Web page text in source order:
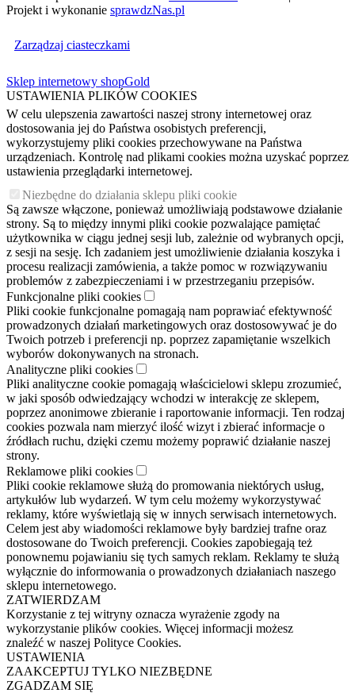
Projekt i wykonanie sprawdzNas.pl
Zarządzaj ciasteczkami
Sklep internetowy shopGold
USTAWIENIA PLIKÓW COOKIES
W celu ulepszenia zawartości naszej strony internetowej oraz
dostosowania jej do Państwa osobistych preferencji,
wykorzystujemy pliki cookies przechowywane na Państwa
urządzeniach. Kontrolę nad plikami cookies można uzyskać poprzez
ustawienia przeglądarki internetowej.
Niezbędne do działania sklepu pliki cookie
Są zawsze włączone, ponieważ umożliwiają podstawowe działanie
strony. Są to między innymi pliki cookie pozwalające pamiętać
użytkownika w ciągu jednej sesji lub, zależnie od wybranych opcji,
z sesji na sesję. Ich zadaniem jest umożliwienie działania koszyka i
procesu realizacji zamówienia, a także pomoc w rozwiązywaniu
problemów z zabezpieczeniami i w przestrzeganiu przepisów.
Funkcjonalne pliki cookies
Pliki cookie funkcjonalne pomagają nam poprawiać efektywność
prowadzonych działań marketingowych oraz dostosowywać je do
Twoich potrzeb i preferencji np. poprzez zapamiętanie wszelkich
wyborów dokonywanych na stronach.
Analityczne pliki cookies
Pliki analityczne cookie pomagają właścicielowi sklepu zrozumieć,
w jaki sposób odwiedzający wchodzi w interakcję ze sklepem,
poprzez anonimowe zbieranie i raportowanie informacji. Ten rodzaj
cookies pozwala nam mierzyć ilość wizyt i zbierać informacje o
źródłach ruchu, dzięki czemu możemy poprawić działanie naszej
strony.
Reklamowe pliki cookies
Pliki cookie reklamowe służą do promowania niektórych usług,
artykułów lub wydarzeń. W tym celu możemy wykorzystywać
reklamy, które wyświetlają się w innych serwisach internetowych.
Celem jest aby wiadomości reklamowe były bardziej trafne oraz
dostosowane do Twoich preferencji. Cookies zapobiegają też
ponownemu pojawianiu się tych samych reklam. Reklamy te służą
wyłącznie do informowania o prowadzonych działaniach naszego
sklepu internetowego.
ZATWIERDZAM
Korzystanie z tej witryny oznacza wyrażenie zgody na
wykorzystanie plików cookies. Więcej informacji możesz
znaleźć w naszej Polityce Cookies.
USTAWIENIA
ZAAKCEPTUJ TYLKO NIEZBĘDNE
ZGADZAM SIĘ